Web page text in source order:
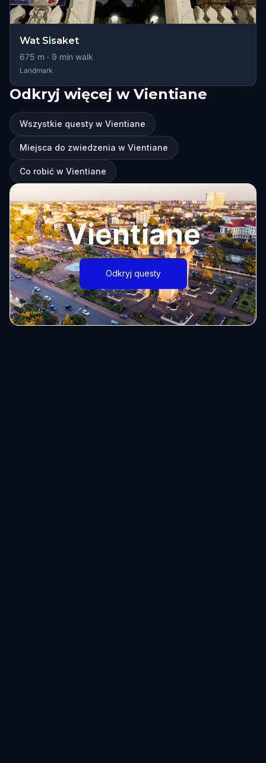
Wat Sisaket
675 m · 9 min walk
Landmark
Odkryj więcej w Vientiane
Wszystkie questy w Vientiane
Miejsca do zwiedzenia w Vientiane
Co robić w Vientiane
Vientiane
Odkryj questy